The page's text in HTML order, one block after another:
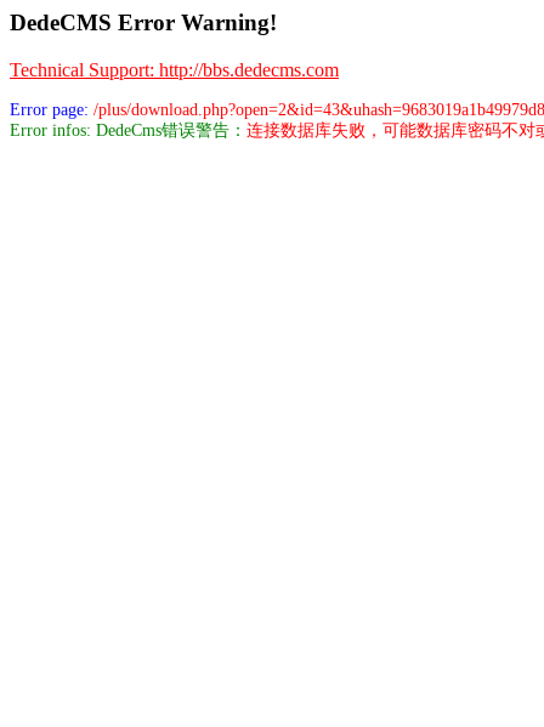
DedeCMS Error Warning!
Technical Support: http://bbs.dedecms.com
Error page: /plus/
Error infos: DedeCms错误警告： 连接数据库失败，可能数据库密码不对